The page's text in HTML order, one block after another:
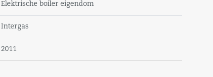
Elektrische boiler eigendom
Intergas
2011